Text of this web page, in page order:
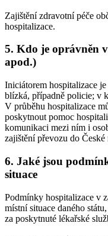
Zajištění zdravotní péče
hospitalizace.
5. Kdo je oprávněn
apod.)
Iniciátorem hospitalizace
blízká, případně policie; v
V průběhu hospitalizace
poskytnout pomoc
komunikaci mezi ním i
zajištění převozu do
6. Jaké jsou
situace
Podmínky hospitalizace v
místní situace daného
za poskytnuté lékařské